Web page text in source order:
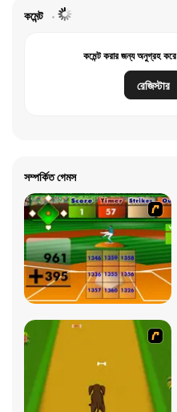
কমেন্ট
কমেন্ট করার জন্য অনুগ্রহ
রেজিস্টার
সম্পর্কিত গেমস